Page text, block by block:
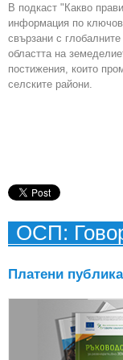
В подкаст "Какво
информация по
свързани с
областта на
постижения, които
селските райони.
ОСП:
Платени